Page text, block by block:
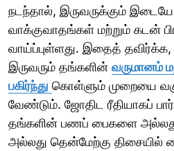
நடந்தால், இருவருக்கும்
வாக்குவாதங்கள் மற்றும் கடன்
வாய்ப்புள்ளது. இதைத் தவிர்க்க,
இருவரும் தங்களின் வருமானம்
பகிர்ந்து கொள்ளும் முறையை
வேண்டும். ஜோதிட ரீதியாகப்
தங்களின் பணப் பைகளை
அல்லது தென்மேற்கு திசையில்